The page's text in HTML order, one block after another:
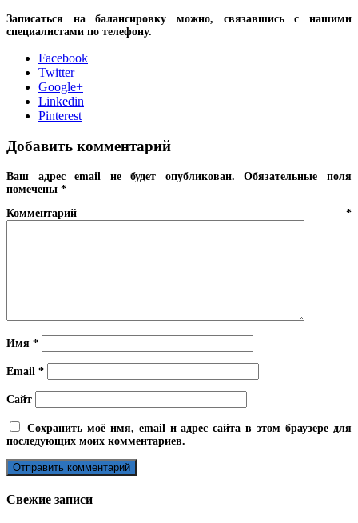
Записаться на балансировку можно, связавшись с нашими
специалистами по телефону.
Facebook
Twitter
Google+
Linkedin
Pinterest
Добавить комментарий
Ваш адрес email не будет опубликован.
Обязательные поля
помечены *
Комментарий *
Имя *
Email *
Сайт
Сохранить моё имя, email и адрес сайта в этом браузере для
последующих моих комментариев.
Свежие записи